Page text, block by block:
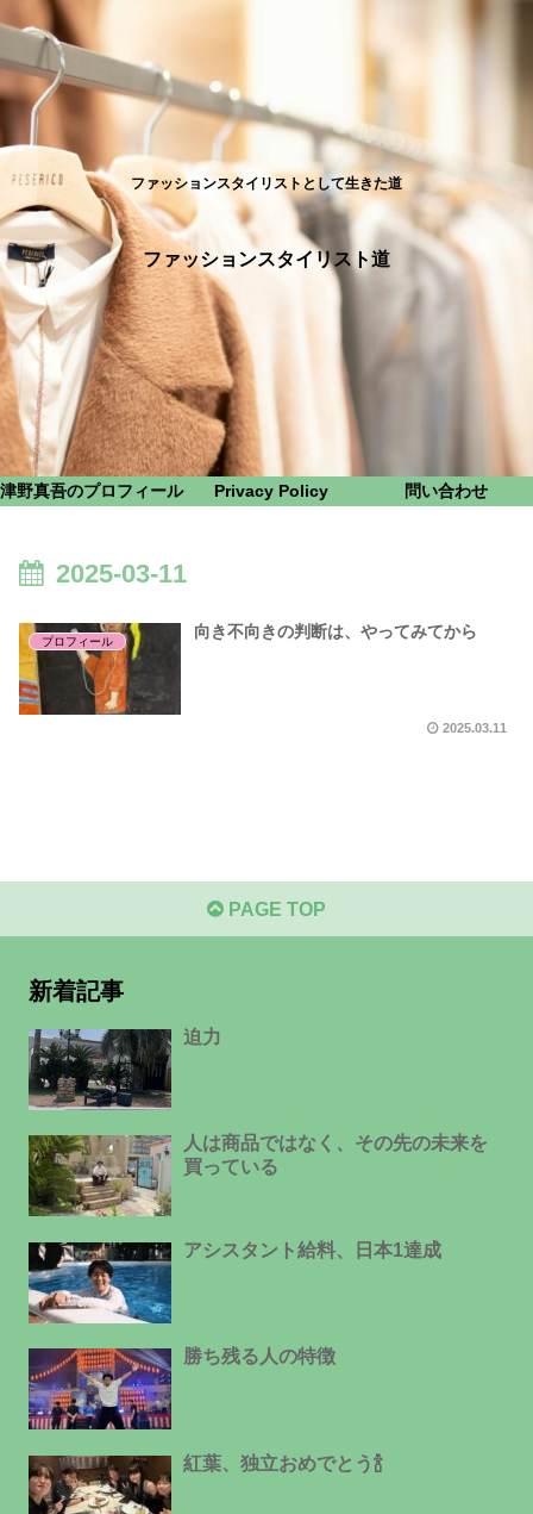
ファッションスタイリストとして生きた道
ファッションスタイリスト道
津野真吾のプロフィール Privacy Policy 問い合わせ
2025-03-11
プロフィール
向き不向きの判断は、やってみてから
2025.03.11
PAGE TOP
新着記事
迫力
人は商品ではなく、その先の未来を
買っている
アシスタント給料、日本1達成
勝ち残る人の特徴
紅葉、独立おめでとう🍾